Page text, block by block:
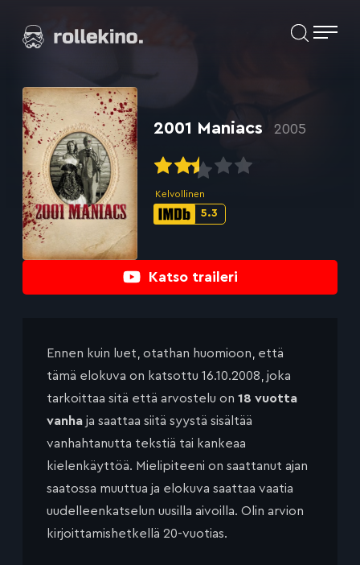
suoraan
Elokuvat ja elokuva-arviot | Rollekino.fi
jälkeen.
Katso traileri
2001 Maniacs 2005
Kelvollinen
IMDb-
5.3
Ennen kuin luet, otathan huomioon, että
tämä elokuva on katsottu 16.10.2008, joka
tarkoittaa sitä että arvostelu on 18 vuotta
vanha ja saattaa siitä syystä sisältää
vanhahtanutta tekstiä tai kankeaa
kielenkäyttöä. Mielipiteeni on saattanut ajan
saatossa muuttua ja elokuva saattaa vaatia
uudelleenkatselun uusilla aivoilla. Olin arvion
kirjoittamishetkellä 20-vuotias.